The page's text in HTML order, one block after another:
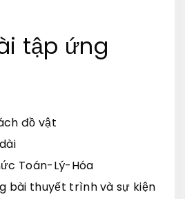
tập ứng
đồ vật
Toán-Lý-Hóa
bài thuyết trình và sự kiện